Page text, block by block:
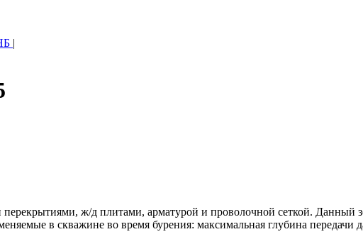
|
ж/д плитами, арматурой и проволочной сеткой. Данный
в скважине во время бурения: максимальная глубина